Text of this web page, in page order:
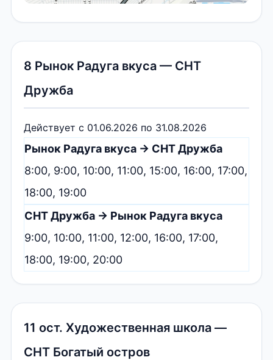
8 Рынок Радуга вкуса — СНТ
Дружба
Действует с 01.06.2026 по 31.08.2026
Рынок Радуга вкуса → СНТ Дружба
8:00, 9:00, 10:00, 11:00, 15:00, 16:00, 17:00,
18:00, 19:00
СНТ Дружба → Рынок Радуга вкуса
9:00, 10:00, 11:00, 12:00, 16:00, 17:00,
18:00, 19:00, 20:00
11 ост. Художественная школа —
СНТ Богатый остров